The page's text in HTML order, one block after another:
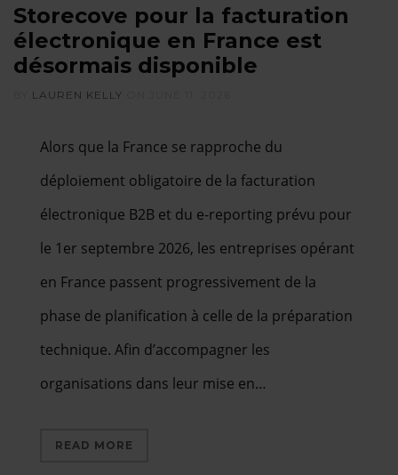
Storecove pour la facturation
électronique en France est
désormais disponible
LAUREN KELLY
Alors que la France se rapproche du
déploiement obligatoire de la facturation
électronique B2B et du e-reporting prévu pour
le 1er septembre 2026, les entreprises opérant
en France passent progressivement de la
phase de planification à celle de la préparation
technique. Afin d’accompagner les
organisations dans leur mise en…
READ MORE